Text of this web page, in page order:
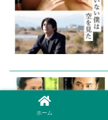
ホーム